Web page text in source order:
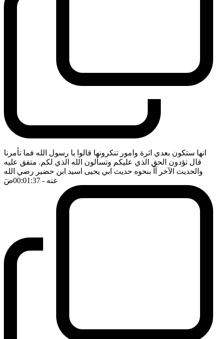
انها ستكون بعدي اثرة وامور تنكرونها قالوا يا رسول الله فما تأمرنا
قال تؤدون الحق الذي عليكم وتسألون الله الذي لكم. متفق عليه
والحديث الآخر آآ بنحوه حديث ابي يحيى اسيد ابن حضير رضي الله
عنه - 00:01:37 ضَ